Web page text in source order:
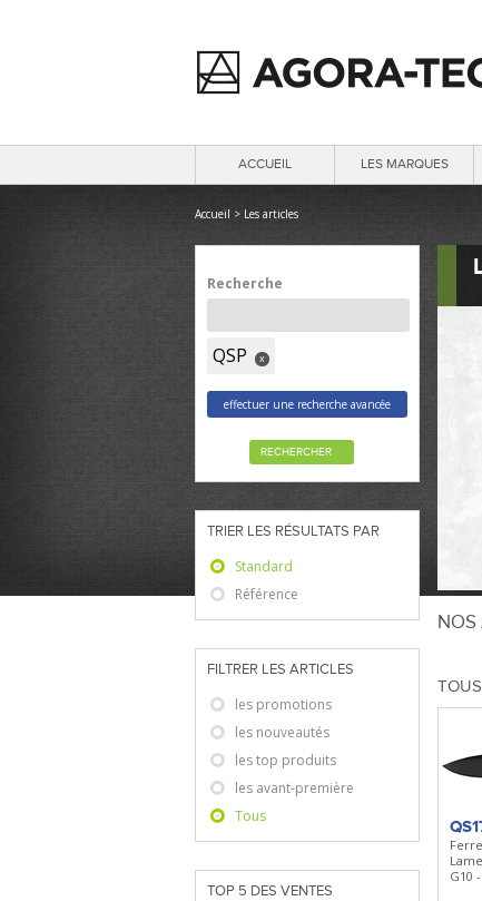
ACCUEIL LES MARQUES
Accueil > Les articles
Recherche
QSP x
effectuer une recherche avancée
RECHERCHER
TRIER LES RÉSULTATS PAR
Standard
Référence
FILTRER LES ARTICLES
les promotions
les nouveautés
les top produits
les avant-première
Tous
TOP 5 DES VENTES
NOS
G10